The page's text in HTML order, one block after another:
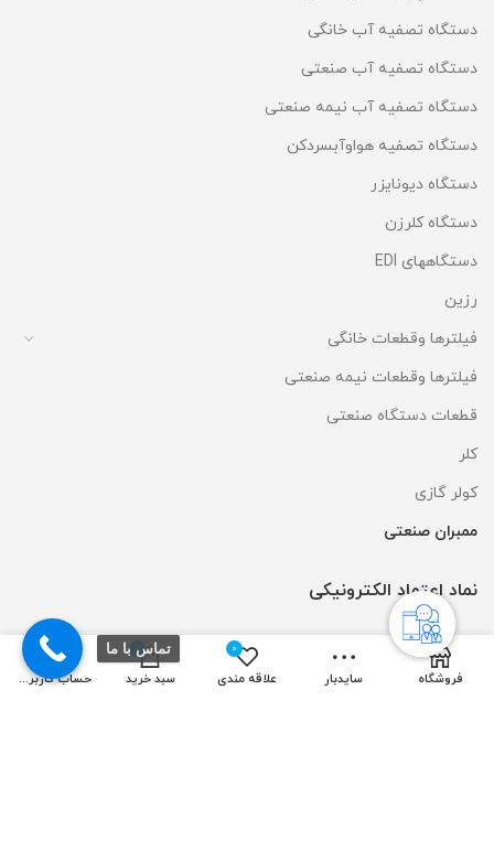
دستگاه تصفیه آب خانگی
دستگاه تصفیه آب صنعتی
دستگاه تصفیه آب نیمه صنعتی
دستگاه تصفیه هواوآبسردکن
دستگاه دیونایزر
دستگاه کلرزن
دستگاههای EDI
رزین
فیلترها وقطعات خانگی
فیلترها وقطعات نیمه صنعتی
قطعات دستگاه صنعتی
کلر
کولر گازی
ممبران صنعتی
نماد اعتماد الکترونیکی
فروشگاه سایدبار
0
علاقه مندی
0
سبد خرید حساب کاربری من
تماس با ما